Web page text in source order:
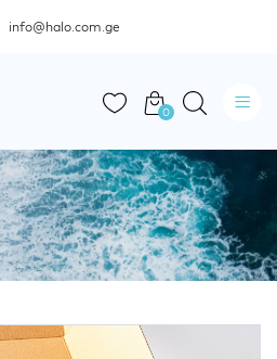
info@halo.com.ge
0